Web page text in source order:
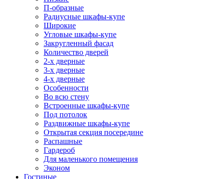
П-образные
Радиусные шкафы-купе
Широкие
Угловые шкафы-купе
Закругленный фасад
Количество дверей
2-х дверные
3-х дверные
4-х дверные
Особенности
Во всю стену
Встроенные шкафы-купе
Под потолок
Раздвижные шкафы-купе
Открытая секция посередине
Распашные
Гардероб
Для маленького помещения
Эконом
Гостиные